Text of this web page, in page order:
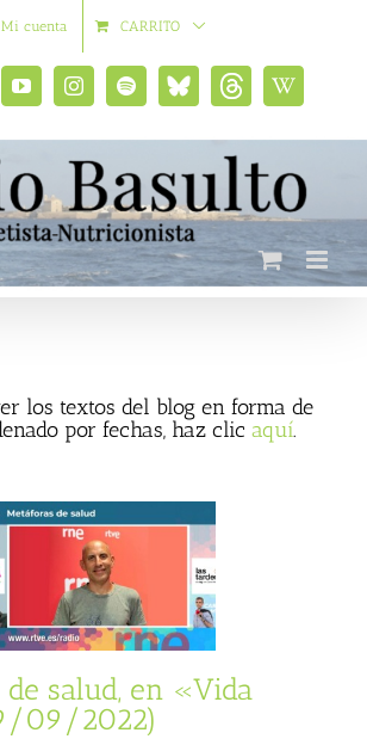
Mi cuenta CARRITO
YouTubeInstagramSpotifyBluesky
social
ThreadsWikipedia
los textos del blog en forma de
por fechas, haz clic aquí.
salud, en «Vida
09/2022)